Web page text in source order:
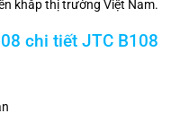
khắp thị trường Việt Nam.
chi tiết JTC B108